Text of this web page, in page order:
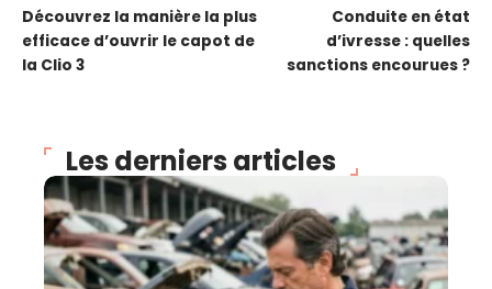
Découvrez la manière la plus
efficace d’ouvrir le capot de
la Clio 3
Conduite en état
d’ivresse : quelles
sanctions encourues ?
Les derniers articles